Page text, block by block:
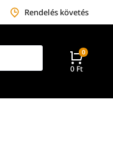
Rendelés követés
0 Ft